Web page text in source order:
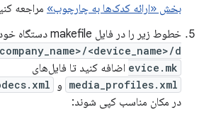
بخش «ارائه کدک‌ها به چارچوب» مراجعه
خطوط زیر را در فایل makefile دستگاه خود در
<device_name>/d
evice.mk اضافه کنید تا فایل‌های
media_profiles.xml و
در مکان مناسب کپی شوند: